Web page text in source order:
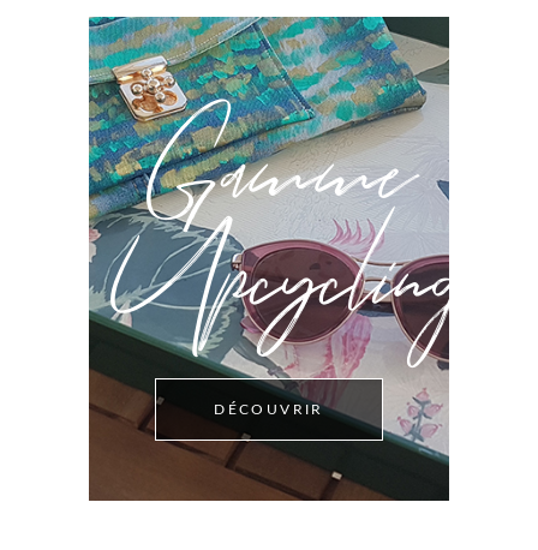
Gamme
Upcycling
DÉCOUVRIR